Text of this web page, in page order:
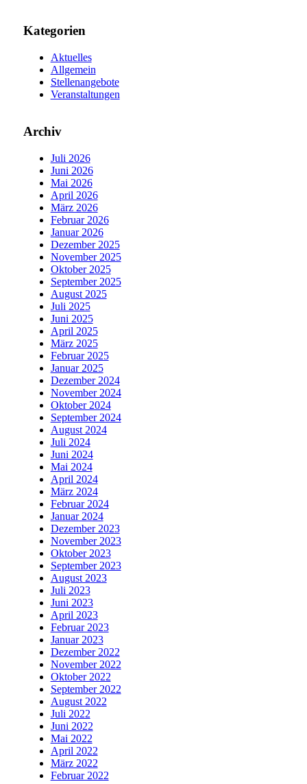
Kategorien
Aktuelles
Allgemein
Stellenangebote
Veranstaltungen
Archiv
Juli 2026
Juni 2026
Mai 2026
April 2026
März 2026
Februar 2026
Januar 2026
Dezember 2025
November 2025
Oktober 2025
September 2025
August 2025
Juli 2025
Juni 2025
April 2025
März 2025
Februar 2025
Januar 2025
Dezember 2024
November 2024
Oktober 2024
September 2024
August 2024
Juli 2024
Juni 2024
Mai 2024
April 2024
März 2024
Februar 2024
Januar 2024
Dezember 2023
November 2023
Oktober 2023
September 2023
August 2023
Juli 2023
Juni 2023
April 2023
Februar 2023
Januar 2023
Dezember 2022
November 2022
Oktober 2022
September 2022
August 2022
Juli 2022
Juni 2022
Mai 2022
April 2022
März 2022
Februar 2022